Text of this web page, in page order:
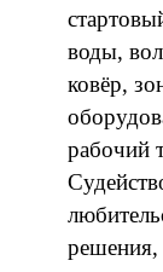
воды,
ковёр,
рабочий
решения,